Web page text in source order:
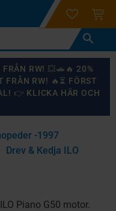
login
FRÅN RW! 💥🚗🔥 20%
RW! 🔥⏳ FÖRST
👉 KLICKA HÄR OCH
KAN INTRESSERA
-1997
Drev & Kedja ILO
Piano G50 motor.